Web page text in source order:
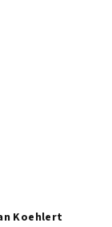
Koehlert